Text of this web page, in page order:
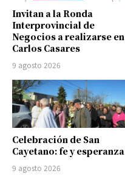
Invitan a la Ronda
Interprovincial de
Negocios a realizarse en
Carlos Casares
9 agosto 2026
Celebración de San
Cayetano: fe y esperanza
9 agosto 2026